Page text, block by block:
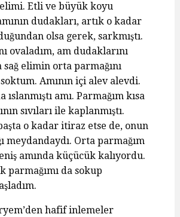
elimi. Etli ve büyük koyu
dudakları, artık o kadar
olsa gerek, sarkmıştı.
ovaladım, am dudaklarını
sağ elimin orta parmağını
Amının içi alev alevdi.
ıslanmıştı amı. Parmağım kısa
sıvıları ile kaplanmıştı.
o kadar itiraz etse de, onun
meydandaydı. Orta parmağım
amında küçücük kalıyordu.
parmağımı da sokup
hafif inlemeler